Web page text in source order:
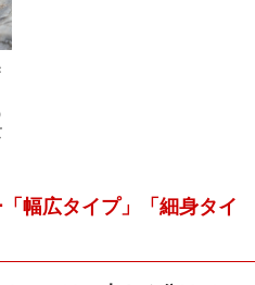
幅広タイプ」「細身タイ